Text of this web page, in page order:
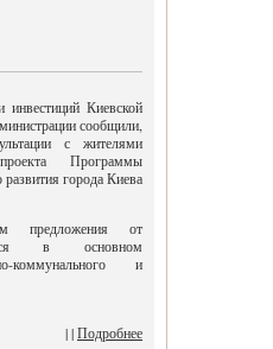
Киевской
сообщили,
с жителями
Программы
развития города Киева
предложения от
в основном
коммунального и
| |Подробнее